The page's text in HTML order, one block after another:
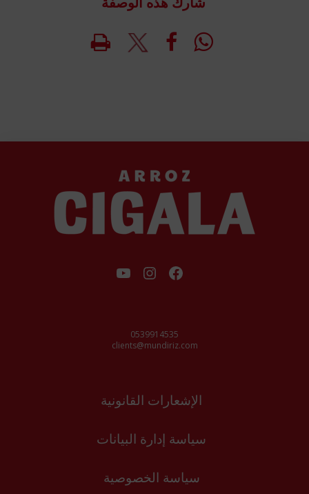
فيسبوكإنستجرام
يوتيوب
0539914535
clients@mundiriz.com
الإشعارات القانونية
سياسة إدارة البيانات
سياسة الخصوصية